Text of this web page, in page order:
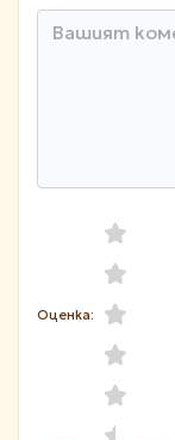
Оценка: